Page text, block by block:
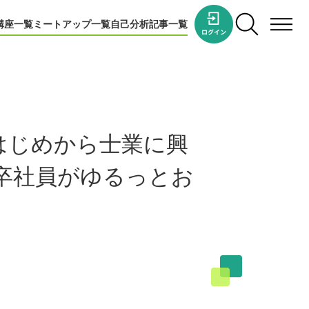
座一覧ミートアップ一覧自己分析記事一覧
じめから士業に興
社員がゆるっとお